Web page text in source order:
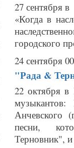
27 сентября
«Когда в
городского
24 сентября
"Рада &
22 октября в
Анчевского
песни,
Терновник",